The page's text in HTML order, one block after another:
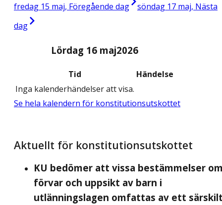
fredag 15 maj, Föregående dag
söndag 17 maj, Nästa
dag
Lördag 16 maj2026
Tid
Händelse
Inga kalenderhändelser att visa.
Se hela kalendern för konstitutionsutskottet
Aktuellt för konstitutionsutskottet
KU bedömer att vissa bestämmelser
förvar och uppsikt av barn i
utlänningslagen omfattas av ett